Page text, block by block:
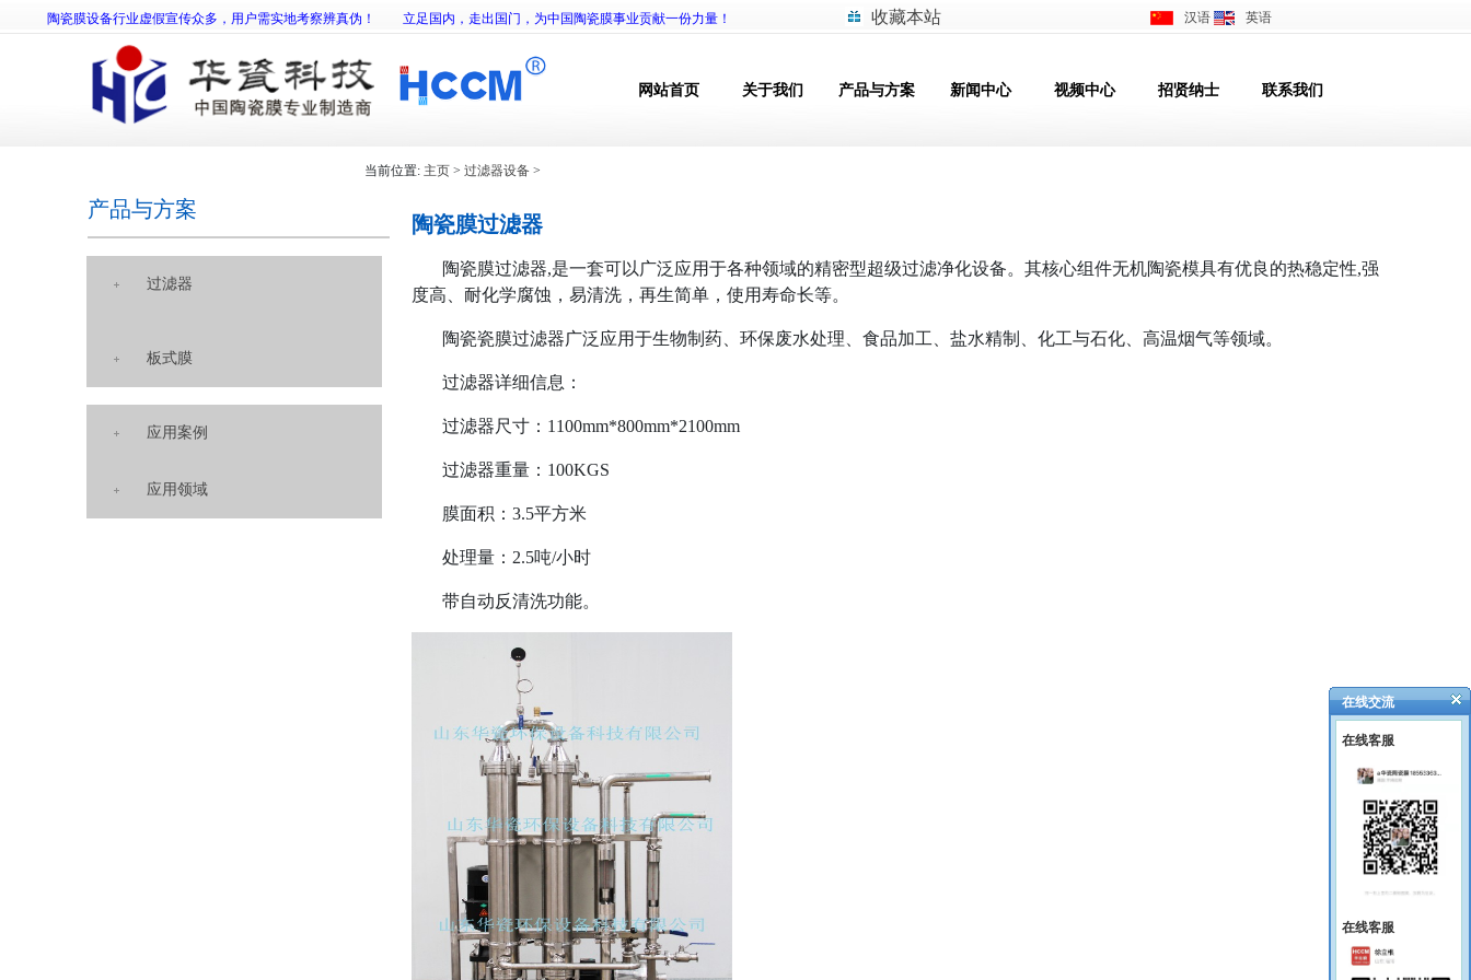
陶瓷膜设备行业虚假宣传众多，用户需实地考察辨真伪！ 立足国内，走出国门，为中国陶瓷膜事业贡献一份力量！ 汉语 英语
收藏本站
网站首页 关于我们 产品与方案 新闻中心 视频中心 招贤纳士 联系我们
当前位置: 主页> 过滤器设备>
产品与方案
陶瓷膜过滤器
过滤器
板式膜
应用案例
应用领域
陶瓷膜过滤器,是一套可以广泛应用于各种领域的精密型超级过滤净化设备。其核心组件无机陶瓷模具有优良的热稳定性,强
度高、耐化学腐蚀，易清洗，再生简单，使用寿命长等。
陶瓷瓷膜过滤器广泛应用于生物制药、环保废水处理、食品加工、盐水精制、化工与石化、高温烟气等领域。
过滤器详细信息：
过滤器尺寸：1100mm*800mm*2100mm
过滤器重量：100KGS
膜面积：3.5平方米
处理量：2.5吨/小时
带自动反清洗功能。
在线交流
在线客服
在线客服